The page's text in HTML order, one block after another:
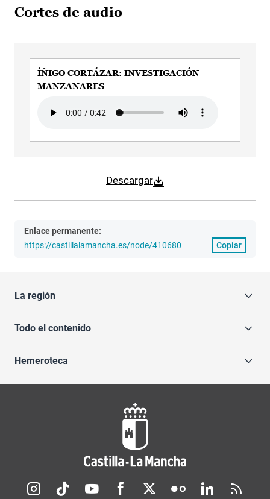
Cortes de audio
Descargar
ÍÑIGO CORTÁZAR: INVESTIGACIÓN
MANZANARES
Enlace permanente:
https://castillalamancha.es/node/410680
Copiar
La región
Todo el contenido
Hemeroteca
Redes sociales JCCM